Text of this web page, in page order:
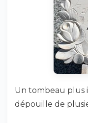
Un tombeau plus
dépouille de